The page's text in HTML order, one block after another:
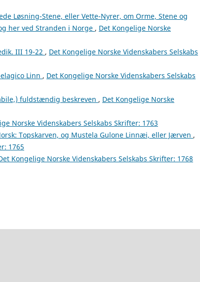
Løsning-Stene, eller Vette-Nyrer, om Orme, Stene og
her ved Stranden i Norge , Det Kongelige Norske
III 19-22 , Det Kongelige Norske Videnskabers Selskabs
Linn , Det Kongelige Norske Videnskabers Selskabs
fuldstændig beskreven , Det Kongelige Norske
Norske Videnskabers Selskabs Skrifter: 1763
Topskarven, og Mustela Gulone Linnæi, eller Jærven ,
1765
Kongelige Norske Videnskabers Selskabs Skrifter: 1768